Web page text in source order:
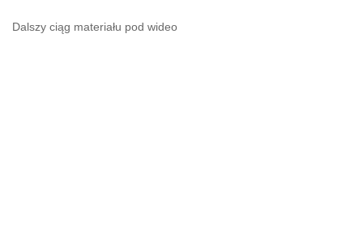
Dalszy ciąg materiału pod wideo